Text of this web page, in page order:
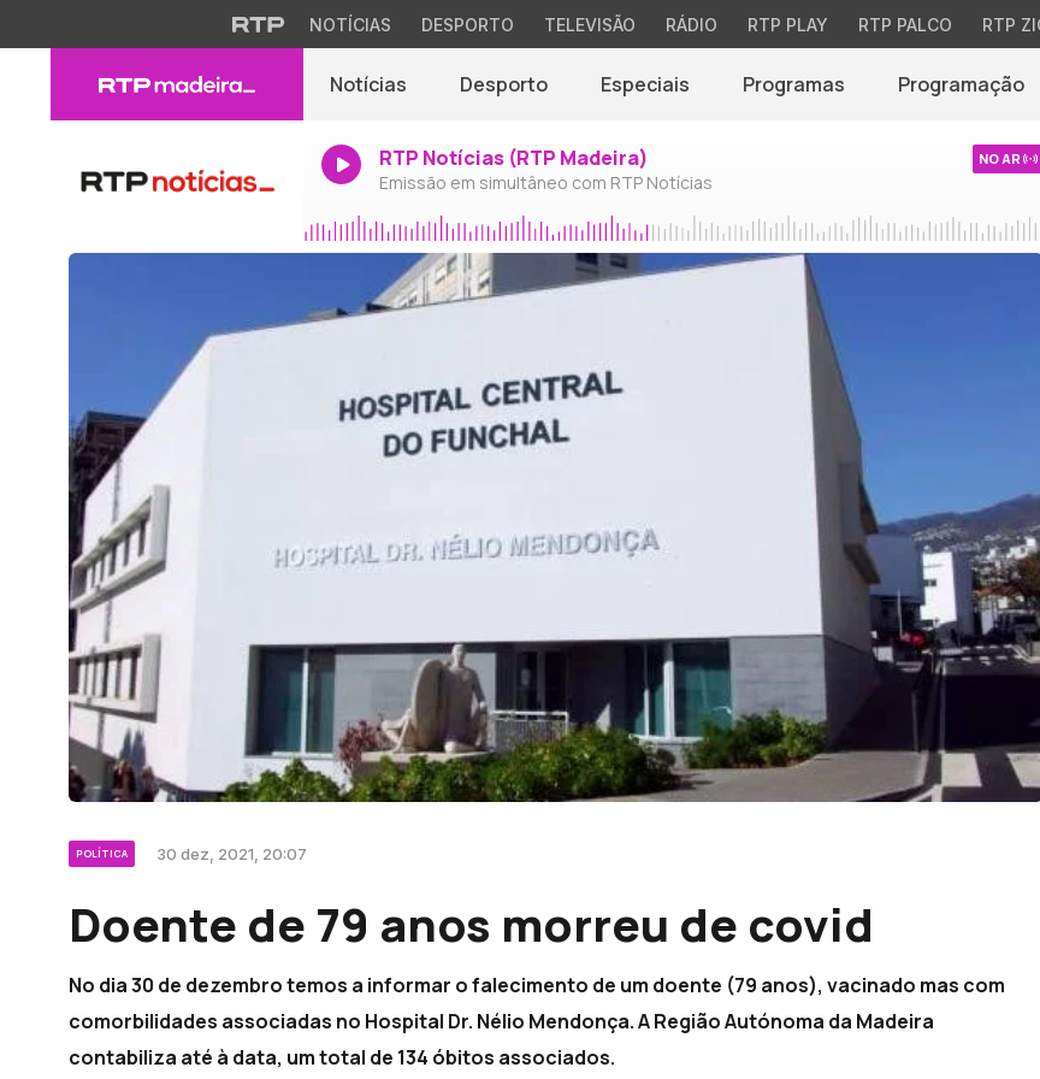
NOTÍCIAS DESPORTO TELEVISÃO RÁDIO RTP PLAY RTP PALCO RTP
Notícias Desporto Especiais Programas Programação
RTP Notícias (RTP Madeira)
Emissão em simultâneo com RTP Notícias
NO AR
POLÍTICA 30 dez, 2021, 20:07
Doente de 79 anos morreu de covid
No dia 30 de dezembro temos a informar o falecimento de um doente (79 anos), vacinado mas com
comorbilidades associadas no Hospital Dr. Nélio Mendonça. A Região Autónoma da Madeira
contabiliza até à data, um total de 134 óbitos associados.